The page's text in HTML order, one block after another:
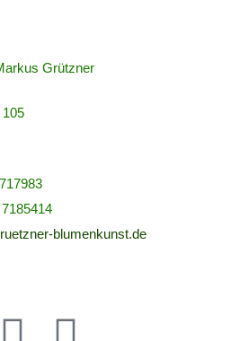
Grützner
105
blumenkunst.de